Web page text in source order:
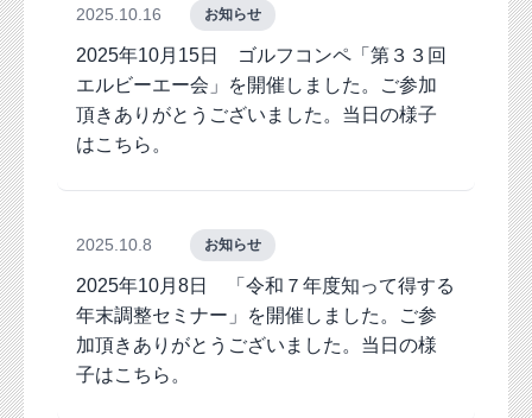
2025.10.16 お知らせ
2025年10月15日 ゴルフコンペ「第３３回
エルビーエー会」を開催しました。ご参加
頂きありがとうございました。当日の様子
はこちら。
2025.10.8 お知らせ
2025年10月8日 「令和７年度知って得する
年末調整セミナー」を開催しました。ご参
加頂きありがとうございました。当日の様
子はこちら。